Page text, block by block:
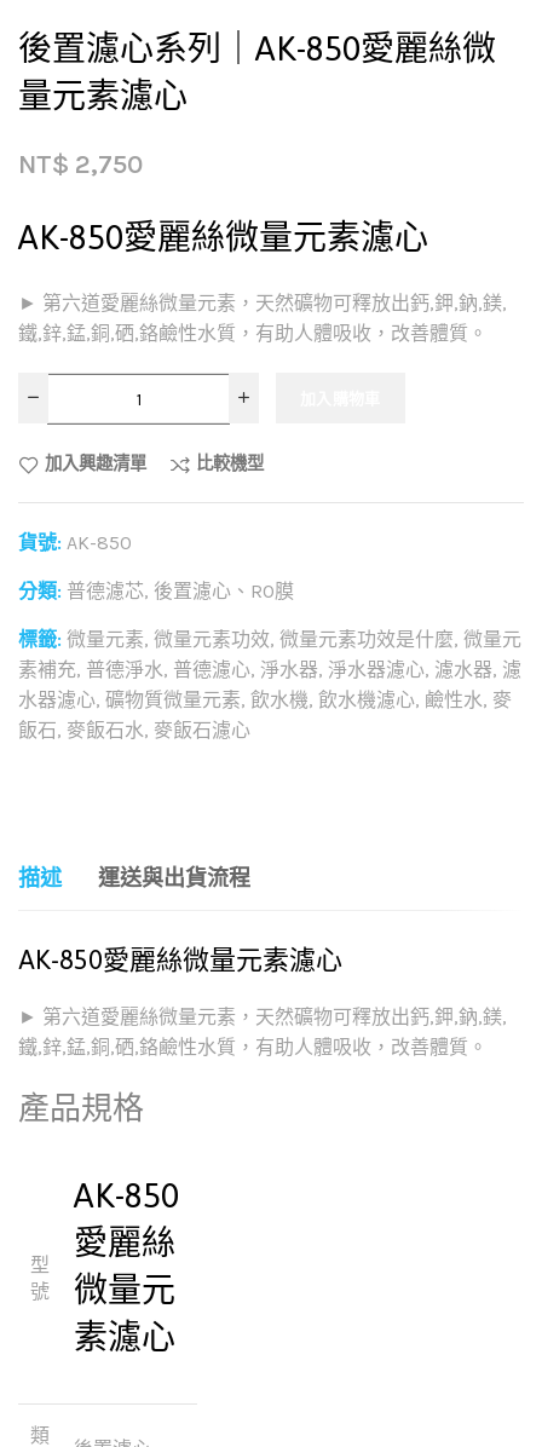
後置濾心系列｜AK-850愛麗絲微
量元素濾心
NT$ 2,750
AK-850愛麗絲微量元素濾心
► 第六道愛麗絲微量元素，天然礦物可釋放出鈣,鉀,鈉,鎂,
鐵,鋅,錳,銅,硒,鉻鹼性水質，有助人體吸收，改善體質。
加入興趣清單 比較機型
貨號: AK-850
分類: 普德濾芯, 後置濾心、RO膜
標籤: 微量元素, 微量元素功效, 微量元素功效是什麼, 微量元
素補充, 普德淨水, 普德濾心, 淨水器, 淨水器濾心, 濾水器, 濾
水器濾心, 礦物質微量元素, 飲水機, 飲水機濾心, 鹼性水, 麥
飯石, 麥飯石水, 麥飯石濾心
描述 運送與出貨流程
AK-850愛麗絲微量元素濾心
► 第六道愛麗絲微量元素，天然礦物可釋放出鈣,鉀,鈉,鎂,
鐵,鋅,錳,銅,硒,鉻鹼性水質，有助人體吸收，改善體質。
產品規格
型
號
AK-850
愛麗絲
微量元
素濾心
類